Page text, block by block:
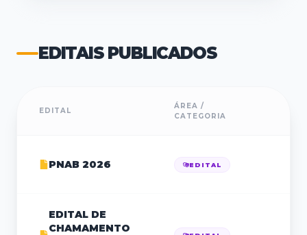
EDITAIS PUBLICADOS
EDITAL
ÁREA /
CATEGORIA
PNAB 2026 EDITAL
EDITAL DE
CHAMAMENTO